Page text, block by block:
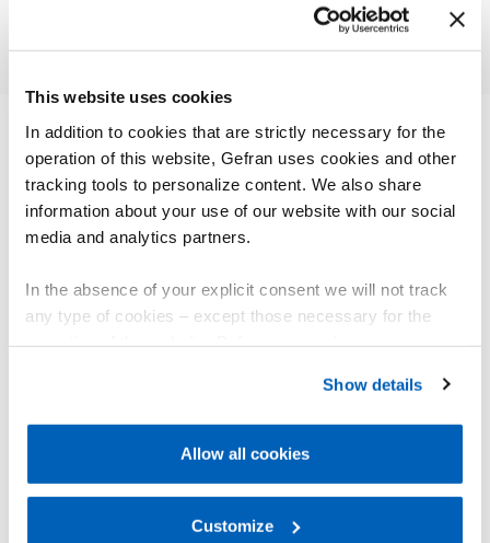
This website uses cookies
In addition to cookies that are strictly necessary for the
operation of this website, Gefran uses cookies and other
tracking tools to personalize content. We also share
information about your use of our website with our social
media and analytics partners.
In the absence of your explicit consent we will not track
any type of cookies – except those necessary for the
Gefran - Cookie
policy.
regarding processing of personal data, at the following
Gefran - Privacy Policy.
Show details
Allow all cookies
Customize
其他产品
您可能会感兴趣